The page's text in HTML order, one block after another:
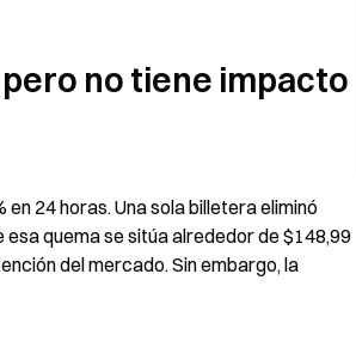
no tiene impacto
24 horas. Una sola billetera eliminó
esa quema se sitúa alrededor de $148,99
del mercado. Sin embargo, la